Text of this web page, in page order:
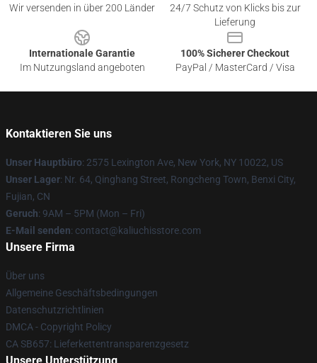
Wir versenden in über 200 Länder
24/7 Schutz von Klicks bis zur
Lieferung
Internationale Garantie
Im Nutzungsland angeboten
100% Sicherer Checkout
PayPal / MasterCard / Visa
Kontaktieren Sie uns
Unser Hauptbüro: 2575 Lexington Ave, New York, NY 10022, US
Unser Lager: Nr. 64, Qinghang Street, Rongcheng Town, Benxi City,
Fujian, CN
Geruch: 9AM – 5PM (Mon – Fri)
E-Mail senden: contact@kaliuchisstore.com
Unsere Firma
Über uns
Allgemeine Geschäftsbedingungen
Datenschutzrichtlinien
DMCA - Copyright Policy
CA SB657: Lieferkettentransparenzgesetz